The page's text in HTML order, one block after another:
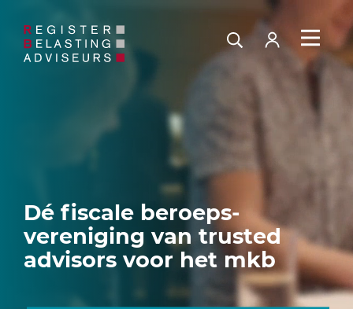
Dé fiscale beroeps­
vereniging van trusted
advisors voor het mkb